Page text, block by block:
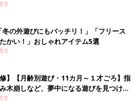
児
冬の外遊びにもバッチリ！」「フリース
かい！」おしゃれアイテム5選
児
修】【月齢別遊び・11カ月～１才ごろ】指
木崩しなど、夢中になる遊びを見つけて
児